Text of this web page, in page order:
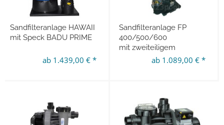
Sandfilteranlage HAWAII
mit Speck BADU PRIME
ab 1.439,00 € *
Sandfilteranlage FP
400/500/600
mit zweiteiligem
Filterkesselab 1.089,00 € *